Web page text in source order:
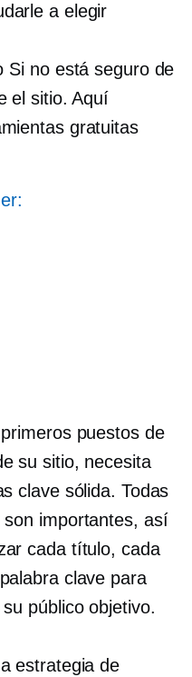
a elegir
Si no está seguro de
el sitio. Aquí
gratuitas
puestos de
su sitio, necesita
clave sólida. Todas
son importantes, así
cada título, cada
clave para
público objetivo.
estrategia de